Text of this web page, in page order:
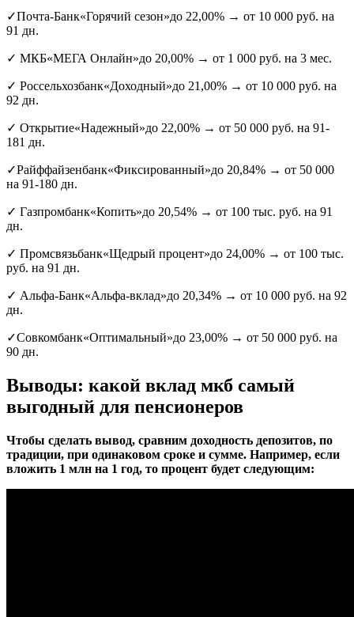
✓Почта-Банк«Горячий сезон»до 22,00% → от 10 000 руб. на
91 дн.
✓ МКБ«МЕГА Онлайн»до 20,00% → от 1 000 руб. на 3 мес.
✓ Россельхозбанк«Доходный»до 21,00% → от 10 000 руб. на
92 дн.
✓ Открытие«Надежный»до 22,00% → от 50 000 руб. на 91-
181 дн.
✓Райффайзенбанк«Фиксированный»до 20,84% → от 50 000
на 91-180 дн.
✓ Газпромбанк«Копить»до 20,54% → от 100 тыс. руб. на 91
дн.
✓ Промсвязьбанк«Щедрый процент»до 24,00% → от 100 тыс.
руб. на 91 дн.
✓ Альфа-Банк«Альфа-вклад»до 20,34% → от 10 000 руб. на 92
дн.
✓Совкомбанк«Оптимальный»до 23,00% → от 50 000 руб. на
90 дн.
Выводы: какой вклад мкб самый
выгодный для пенсионеров
Чтобы сделать вывод, сравним доходность депозитов, по
традиции, при одинаковом сроке и сумме. Например, если
вложить 1 млн на 1 год, то процент будет следующим: